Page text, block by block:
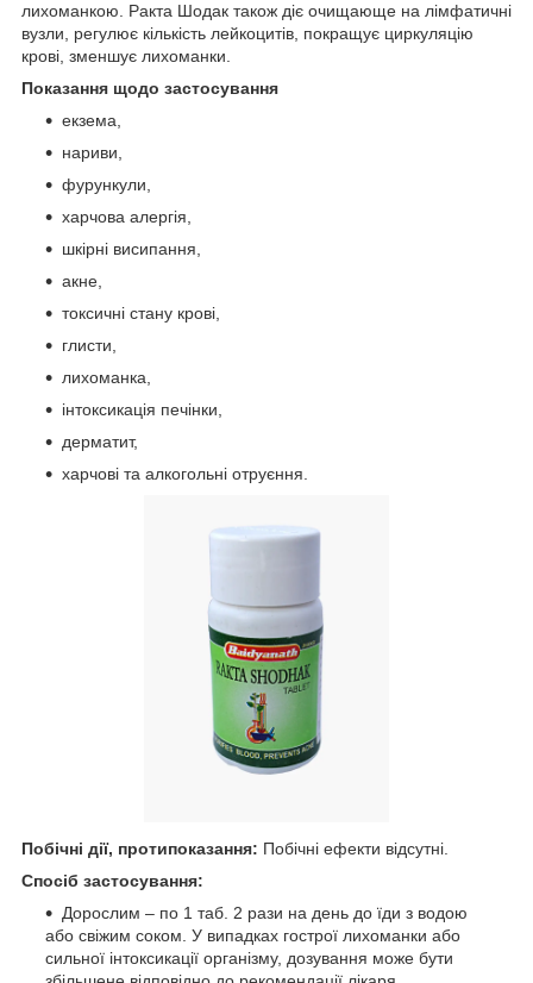
лихоманкою. Ракта Шодак також діє очищающе на лімфатичні
вузли, регулює кількість лейкоцитів, покращує циркуляцію
крові, зменшує лихоманки.
Показання щодо застосування
екзема,
нариви,
фурункули,
харчова алергія,
шкірні висипання,
акне,
токсичні стану крові,
глисти,
лихоманка,
інтоксикація печінки,
дерматит,
харчові та алкогольні отруєння.
Побічні дії, протипоказання: Побічні ефекти відсутні.
Спосіб застосування:
Дорослим – по 1 таб. 2 рази на день до їди з водою
або свіжим соком. У випадках гострої лихоманки або
сильної інтоксикації організму, дозування може бути